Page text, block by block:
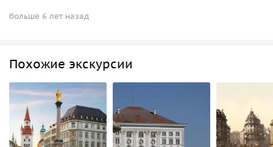
больше 6 лет назад
Похожие экскурсии